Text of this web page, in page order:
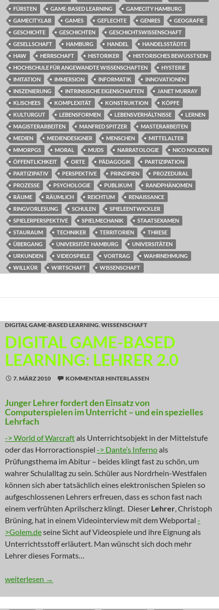
FÜRSTEN
GAME-BASED LEARNING
GAMECITY HAMBURG
GAMECITY.LAB
GAMES GEFLECHTE GENRES
GEOGRAFIE
GESCHICHTE
GESCHICHTEN
GESCHICHTSWISSENSCHAFT
GESELLSCHAFT
HAMBURG HANDEL
HANDELSSTÄDTE
HAW
HERRSCHAFT HISTORIKER
HISTORISCHES BEWUSSTSEIN
HOCHSCHULE FÜR ANGEWANDTE WISSENSCHAFTEN
HYSTERIE
IMITATION
IMMERSION INFORMATIK
INNOVATIONEN
INSZENIERUNG
INTRINSISCHE EIGENSCHAFTEN
JANET MURRAY
KLISCHEES
KOMPLEXITÄT KONSTRUKTION
KÖPFE
KULTURGUT
LEBENSFORMEN LEBENSVERHÄLTNISSE
LERNEN
MAGISTERARBEITEN
MANFRED SPITZER
MASTERARBEITEN
MEDIEN
MEDIENDESIGNER MENSCHEN
MITTELALTER
MMORPGS
MORAL MUDS NARRATOLOGIE
NICO NOLDEN
ÖFFENTLICHKEIT
ORTE PÄDAGOGIK
PARTIZIPATION
PARTIZIPATIV
PERSPEKTIVE PRINZIPIEN
PROZEDURAL
PROZESSE
PSYCHOLOGIE PUBLIKUM
RANDPHÄNOMEN
RÄUME
RÄUMLICH REICHTUM
RENAISSANCE
RINGVORLESUNG
SCHULEN
SPIELEENTWICKLER
SPIELERPERSPEKTIVE
SPIELMECHANIK
STAATSEXAMEN
STAURAUM
TECHNIKER TERRITORIEN
THRESE
ÜBERGANG
UNIVERSITÄT HAMBURG
UNIVERSITÄTEN
URKUNDEN
VIDEOSPIELE VORTRAG
WAHRNEHMUNG
WILLKÜR
WIRTSCHAFT WISSENSCHAFT
DIGITAL GAME-BASED LEARNING, WISSENSCHAFT
DIGITAL GAME-BASED
LEARNING: LEHRER 2.0
7. MÄRZ 2010 KOMMENTAR HINTERLASSEN
Junger Lehrer fordert den Einsatz von
Computerspielen im Unterricht – und ein spezielles
Lehrfach
-> World of Warcraftals Unterrichtsobjekt in der Mittelstufe
oder das Horroractionspiel -> Dante’s Infernoals
Prüfungsthema im Abitur – beides klingt fast zu schön, um
wahrer Schulalltag zu sein. Schüler aus Nordrhein-Westfalen
können sich aber tatsächlich eines elektronischen Spielen so
aufgeschlossenen Lehrers erfreuen, dass es schon fast nach
einem verfrühten Aprilscherz klingt. Dieser Lehrer, Christoph
Brüning, hat in einem Videointerview mit dem Webportal -
>Golem.deseine Sicht auf Videospiele und ihre Eignung als
Unterrichtsstoff erläutert. Man wünscht sich doch mehr
Lehrer dieses Formats…
DIGITAL GAME-BASED LEARNING: Lehrer 2.0
weiterlesen →